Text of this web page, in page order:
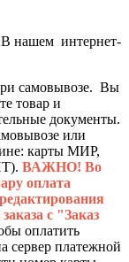
нашем интернет-
самовывозе. Вы
товар и
документы.
или
карты МИР,
ВАЖНО! Во
оплата
с "Заказ
оплатить
сервер платежной